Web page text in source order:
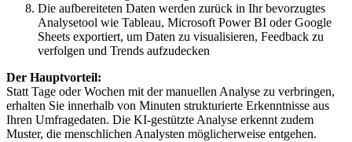
Die aufbereiteten Daten werden zurück in Ihr bevorzugtes
Analysetool wie Tableau, Microsoft Power BI oder Google
Sheets exportiert, um Daten zu visualisieren, Feedback zu
verfolgen und Trends aufzudecken
Der Hauptvorteil:
Statt Tage oder Wochen mit der manuellen Analyse zu verbringen,
erhalten Sie innerhalb von Minuten strukturierte Erkenntnisse aus
Ihren Umfragedaten. Die KI-gestützte Analyse erkennt zudem
Muster, die menschlichen Analysten möglicherweise entgehen.